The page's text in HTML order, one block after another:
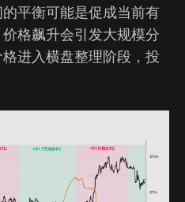
平衡可能是促成当前有
格飙升会引发大规模分
进入横盘整理阶段，投